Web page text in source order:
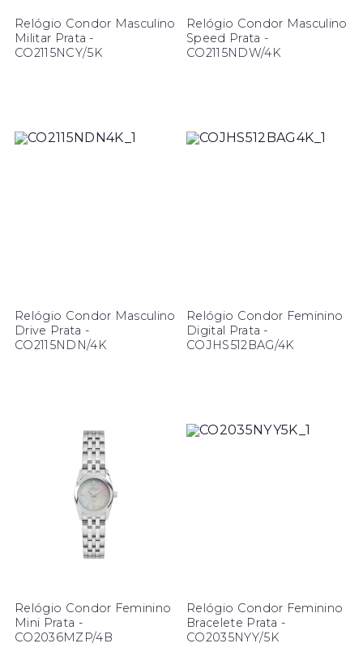
Relógio Condor Masculino
Militar Prata -
CO2115NCY/5K
Relógio Condor Masculino
Speed Prata -
CO2115NDW/4K
Relógio Condor Masculino
Drive Prata -
CO2115NDN/4K
Relógio Condor Feminino
Digital Prata -
COJHS512BAG/4K
Relógio Condor Feminino
Mini Prata -
CO2036MZP/4B
Relógio Condor Feminino
Bracelete Prata -
CO2035NYY/5K